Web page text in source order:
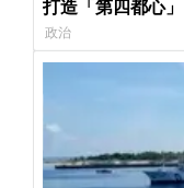
打造「第四都心」
政治